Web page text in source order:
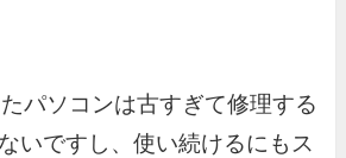
パソコンは古すぎて修理する
いですし、使い続けるにもス